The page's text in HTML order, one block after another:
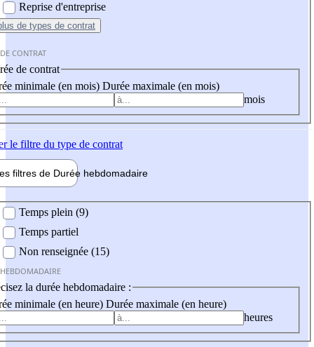
Reprise d'entreprise
de types de contrat
CONTRAT
de contrat
minimale (en mois) Durée maximale (en mois)
mois
le filtre du type de contrat
filtres de Durée hebdomadaire
Temps plein (9)
Temps partiel
Non renseignée (15)
la durée hebdomadaire :
minimale (en heure) Durée maximale (en heure)
heures